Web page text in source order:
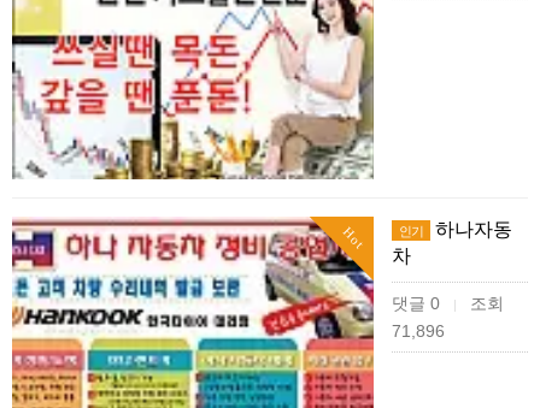
Hot 인기
하나자동
차
댓글 0 |
조회
71,896